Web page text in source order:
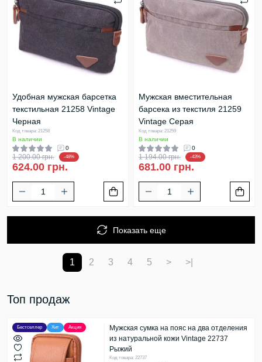
Удобная мужская барсетка
текстильная 21258 Vintage
Черная
Код товара: 21258
В наличии
0
1 200.00 грн. -48%
624.00 грн.
Мужская вместительная
барсека из текстиля 21259
Vintage Серая
Код товара: 21259
В наличии
0
1 194.00 грн. -43%
681.00 грн.
Показать еще
1 2 3 4 5 > >|
Топ продаж
Бестселлер Хит Акция
Мужская сумка на пояс на два отделения
из натуральной кожи Vintage 22737
Рыжий
Код товара: 22737